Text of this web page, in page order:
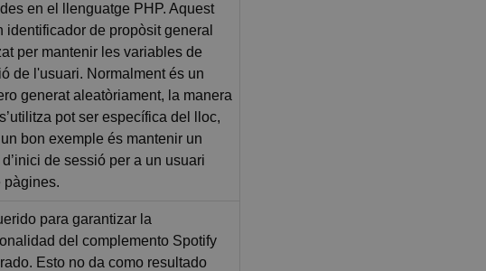
en el llenguatge PHP. Aquest
identificador de propòsit general
per mantenir les variables de
de l'usuari. Normalment és un
generat aleatòriament, la manera
pot ser específica del lloc,
bon exemple és mantenir un
de sessió per a un usuari
pàgines.
para garantizar la
del complemento Spotify
Esto no da como resultado